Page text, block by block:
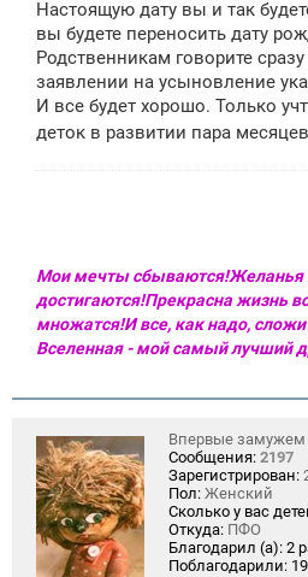
б
щ
н
и
Настоящую дату вы и так
вы будете переносить дату
Родственникам говорите
заявлении на усыновление
И все будет хорошо. Только
деток в развитии пара
Мои мечты сбываются!Желанья
достигаются!Прекрасна жизнь
множатся!И все, как надо,
Вселенная - мой самый лучший
Впервые замужем
Сообщения: 2197
Зарегистрирован:
Пол: Женский
Сколько у вас
Откуда: ПФО
Благодарил (а): 2
Поблагодарили: